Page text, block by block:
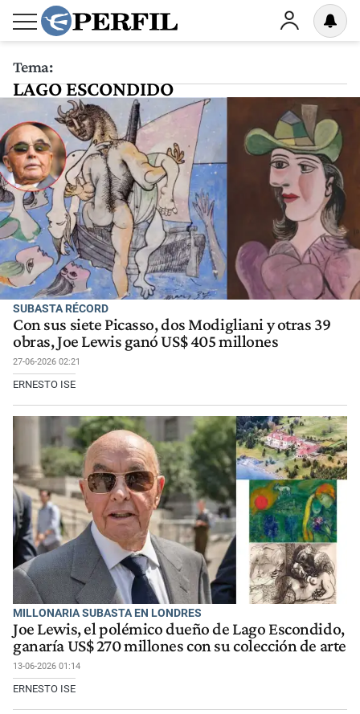
Tema:
LAGO ESCONDIDO
SUBASTA RÉCORD
Con sus siete Picasso, dos Modigliani y otras 39
obras, Joe Lewis ganó US$ 405 millones
27-06-2026 02:21
ERNESTO ISE
MILLONARIA SUBASTA EN LONDRES
Joe Lewis, el polémico dueño de Lago Escondido,
ganaría US$ 270 millones con su colección de arte
13-06-2026 01:14
ERNESTO ISE